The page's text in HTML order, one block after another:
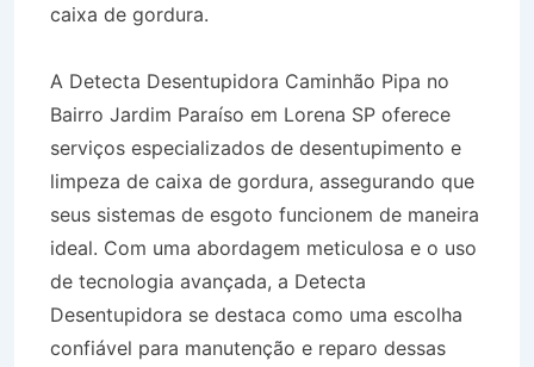
caixa de gordura.
A Detecta Desentupidora Caminhão Pipa no
Bairro Jardim Paraíso em Lorena SP oferece
serviços especializados de desentupimento e
limpeza de caixa de gordura, assegurando que
seus sistemas de esgoto funcionem de maneira
ideal. Com uma abordagem meticulosa e o uso
de tecnologia avançada, a Detecta
Desentupidora se destaca como uma escolha
confiável para manutenção e reparo dessas